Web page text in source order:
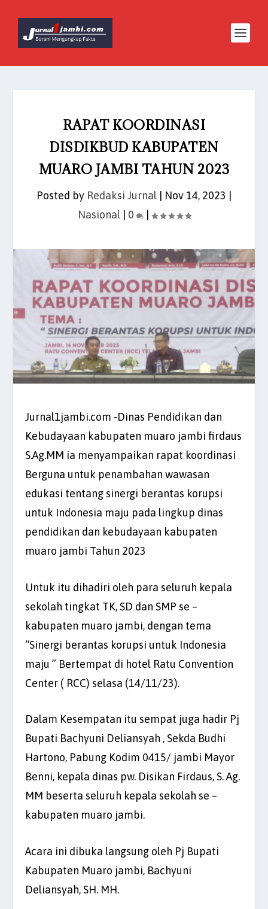
RAPAT KOORDINASI
DISDIKBUD KABUPATEN
MUARO JAMBI TAHUN 2023
Posted by Redaksi Jurnal Nov 14, 2023
Nasional| 0 |
Jurnal1jambi.com -Dinas Pendidikan dan
Kebudayaan kabupaten muaro jambi firdaus
S.Ag.MM ia menyampaikan rapat koordinasi
Berguna untuk penambahan wawasan
edukasi tentang sinergi berantas korupsi
untuk Indonesia maju pada lingkup dinas
pendidikan dan kebudayaan kabupaten
muaro jambi Tahun 2023
Untuk itu dihadiri oleh para seluruh kepala
sekolah tingkat TK, SD dan SMP se –
kabupaten muaro jambi, dengan tema
“Sinergi berantas korupsi untuk Indonesia
maju ” Bertempat di hotel Ratu Convention
Center ( RCC) selasa (14/11/23).
Dalam Kesempatan itu sempat juga hadir Pj
Bupati Bachyuni Deliansyah , Sekda Budhi
Hartono, Pabung Kodim 0415/ jambi Mayor
Benni, kepala dinas pw. Disikan Firdaus, S. Ag.
MM beserta seluruh kepala sekolah se –
kabupaten muaro jambi.
Acara ini dibuka langsung oleh Pj Bupati
Kabupaten Muaro jambi, Bachyuni
Deliansyah, SH. MH.